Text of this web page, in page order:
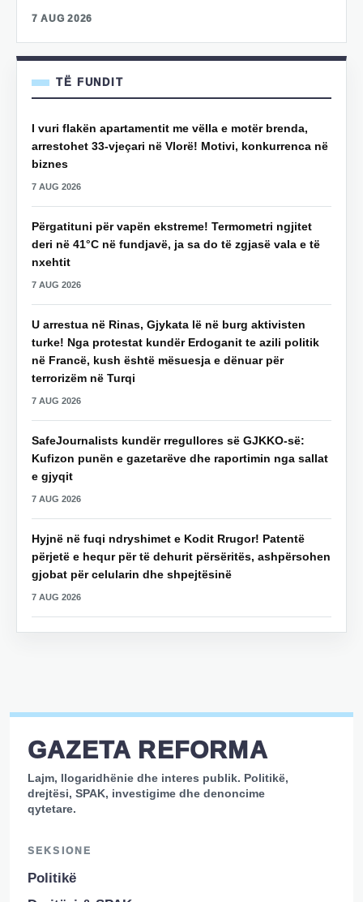
7 AUG 2026
TË FUNDIT
I vuri flakën apartamentit me vëlla e motër brenda,
arrestohet 33-vjeçari në Vlorë! Motivi, konkurrenca në
biznes
7 AUG 2026
Përgatituni për vapën ekstreme! Termometri ngjitet
deri në 41°C në fundjavë, ja sa do të zgjasë vala e të
nxehtit
7 AUG 2026
U arrestua në Rinas, Gjykata lë në burg aktivisten
turke! Nga protestat kundër Erdoganit te azili politik
në Francë, kush është mësuesja e dënuar për
terrorizëm në Turqi
7 AUG 2026
SafeJournalists kundër rregullores së GJKKO-së:
Kufizon punën e gazetarëve dhe raportimin nga sallat
e gjyqit
7 AUG 2026
Hyjnë në fuqi ndryshimet e Kodit Rrugor! Patentë
përjetë e hequr për të dehurit përsëritës, ashpërsohen
gjobat për celularin dhe shpejtësinë
7 AUG 2026
GAZETA REFORMA
Lajm, llogaridhënie dhe interes publik. Politikë,
drejtësi, SPAK, investigime dhe denoncime
qytetare.
SEKSIONE
Politikë